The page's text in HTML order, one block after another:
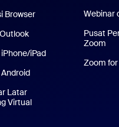
Browser
iPadAplikasi iPhone/iPad
Aplikasi Android
Latar
VirtualLatar Belakang Virtual
Webinar
Pusat
Zoom
Zoom